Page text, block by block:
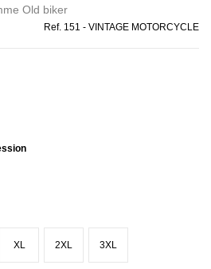
Old biker
Ref. 151 - VINTAGE MOTORCYCLE
XL 2XL 3XL